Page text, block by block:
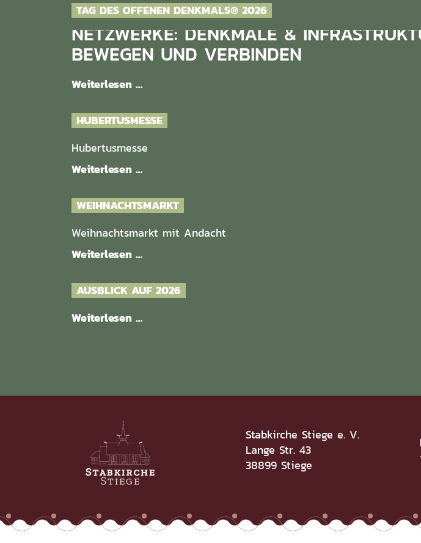
TAG DES OFFENEN DENKMALS® 2026
NETZWERKE: DENKMALE &
BEWEGEN UND VERBINDEN
Weiterlesen …
HUBERTUSMESSE
Hubertusmesse
Weiterlesen …
WEIHNACHTSMARKT
Weihnachtsmarkt mit Andacht
Weiterlesen …
AUSBLICK AUF 2026
Weiterlesen …
Stabkirche Stiege e. V.
Lange Str. 43
38899 Stiege